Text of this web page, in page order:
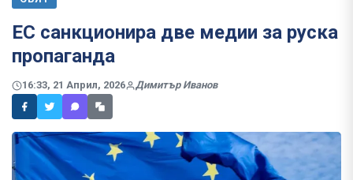
ЕС санкционира две медии за руска
пропаганда
16:33, 21 Април, 2026 Димитър Иванов